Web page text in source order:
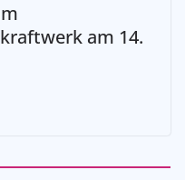
am 14.